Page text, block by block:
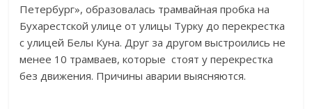
Петербург», образовалась трамвайная пробка на
Бухарестской улице от улицы Турку до перекрестка
с улицей Белы Куна. Друг за другом выстроились не
менее 10 трамваев, которые стоят у перекрестка
без движения. Причины аварии выясняются.